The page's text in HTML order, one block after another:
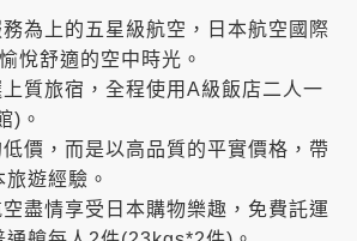
為上的五星級航空，日本航空國際
悅舒適的空中時光。
質旅宿，全程使用A級飯店二人一
)。
價，而是以高品質的平實價格，帶
遊經驗。
盡情享受日本購物樂趣，免費託運